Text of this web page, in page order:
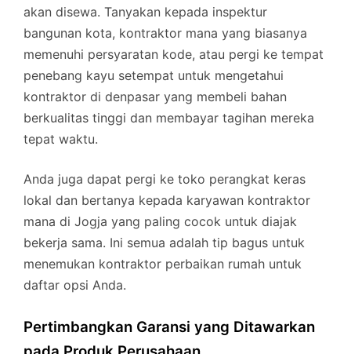
akan disewa. Tanyakan kepada inspektur
bangunan kota, kontraktor mana yang biasanya
memenuhi persyaratan kode, atau pergi ke tempat
penebang kayu setempat untuk mengetahui
kontraktor di denpasar yang membeli bahan
berkualitas tinggi dan membayar tagihan mereka
tepat waktu.
Anda juga dapat pergi ke toko perangkat keras
lokal dan bertanya kepada karyawan kontraktor
mana di Jogja yang paling cocok untuk diajak
bekerja sama. Ini semua adalah tip bagus untuk
menemukan kontraktor perbaikan rumah untuk
daftar opsi Anda.
Pertimbangkan Garansi yang Ditawarkan